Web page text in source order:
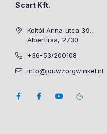
Scart Kft.
Koltói Anna utca 39.,
Albertirsa, 2730
+36-53/200108
info@jouwzorgwinkel.nl